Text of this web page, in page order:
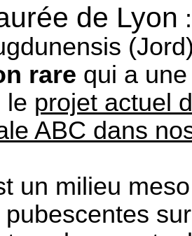
de Lyon
rare qui a
le projet actuel
ABC dans
un milieu